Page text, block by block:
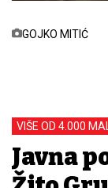
GOJKO MITIĆ
VIŠE OD 4.000
Javna